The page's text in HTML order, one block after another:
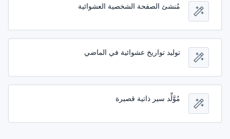
مُنشئ الصفحة الشخصية العشوائية
توليد تواريخ عشوائية في الماضي
مُوَّلِّد سير ذاتية قصيرة